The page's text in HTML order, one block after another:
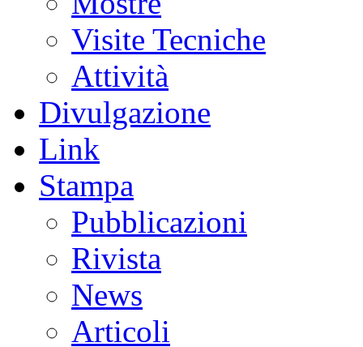
Visite Tecniche
Attività
Divulgazione
Link
Stampa
Pubblicazioni
Rivista
News
Articoli